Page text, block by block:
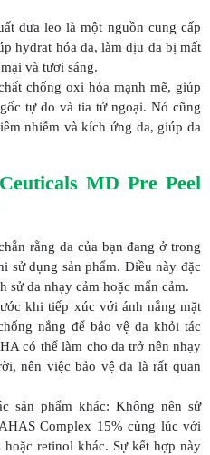
dưa leo là một nguồn cung cấp
hydrat hóa da, làm dịu da bị mất
và tươi sáng.
chống oxi hóa mạnh mẽ, giúp
tự do và tia tử ngoại. Nó cũng
nhiễm và kích ứng da, giúp da
MD Pre Peel
rằng da của bạn đang ở trong
sử dụng sản phẩm. Điều này đặc
sử da nhạy cảm hoặc mẩn cảm.
khi tiếp xúc với ánh nắng mặt
nắng để bảo vệ da khỏi tác
có thể làm cho da trở nên nhạy
nên việc bảo vệ da là rất quan
sản phẩm khác: Không nên sử
Complex 15% cùng lúc với
hoặc retinol khác. Sự kết hợp này